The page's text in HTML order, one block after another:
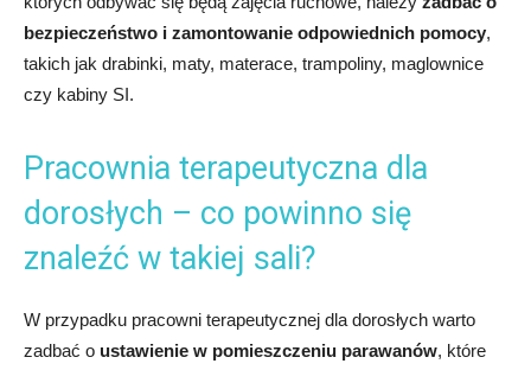
bezpieczeństwo i zamontowanie odpowiednich pomocy,
takich jak drabinki, maty, materace, trampoliny, maglownice
czy kabiny SI.
Pracownia terapeutyczna dla
dorosłych – co powinno się
znaleźć w takiej sali?
W przypadku pracowni terapeutycznej dla dorosłych warto
zadbać o ustawienie w pomieszczeniu parawanów, które